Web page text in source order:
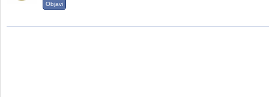
Objavi